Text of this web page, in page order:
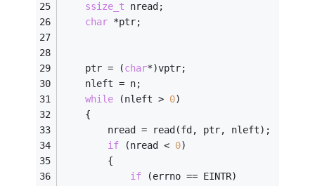
ssize_t nread;
char *ptr;
	ptr = (
char*)vptr;
	nleft = n;
while (nleft > 0)
	{
		nread = read(fd, ptr, nleft);
if (nread < 0)
		{
if (errno == EINTR)